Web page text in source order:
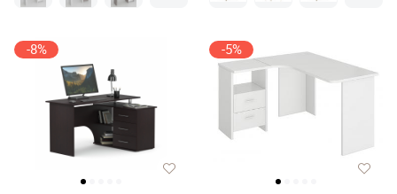
-8% -5%